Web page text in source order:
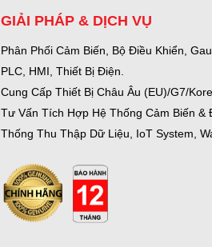
GIẢI PHÁP & DỊCH VỤ
Phân Phối Cảm Biến, Bộ Điều Khiển,
PLC, HMI, Thiết Bị Điện.
Cung Cấp Thiết Bị Châu Âu (EU)/G7/
Tư Vấn Tích Hợp Hệ Thống Cảm Biến &
Thống Thu Thập Dữ Liệu, IoT System,